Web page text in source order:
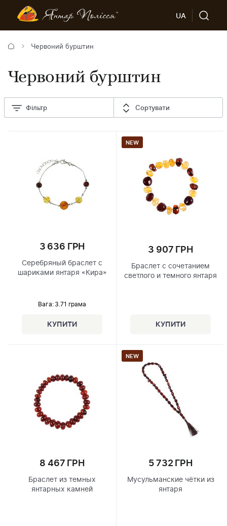
UA
Червоний бурштин
Червоний бурштин
Фільтр Сортувати
3 636 ГРН
Серебряный браслет с
шариками янтаря «Кира»
Вага: 3.71 грама
NEW
3 907 ГРН
Браслет с сочетанием
светлого и темного янтаря
8 467 ГРН
Браслет из темных
янтарных камней
NEW
5 732 ГРН
Мусульманские чётки из
янтаря